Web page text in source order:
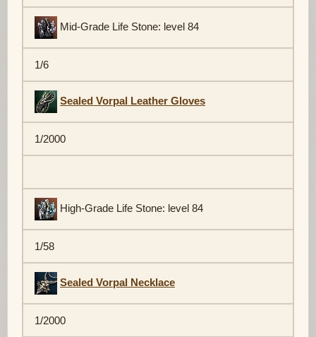
Mid-Grade Life Stone: level 84
1/6
Sealed Vorpal Leather Gloves
1/2000
High-Grade Life Stone: level 84
1/58
Sealed Vorpal Necklace
1/2000